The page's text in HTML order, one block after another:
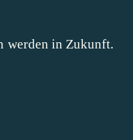
werden in Zukunft.